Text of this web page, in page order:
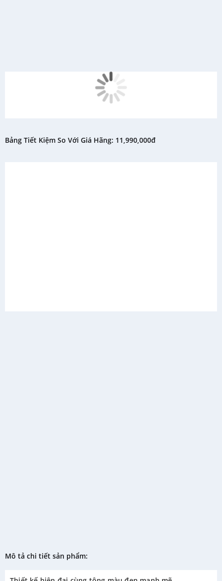
Bảng Tiết Kiệm So Với Giá Hãng: 11,990,000đ
Mô tả chi tiết sản phẩm: